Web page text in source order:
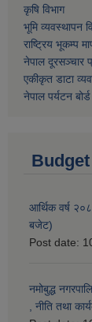
कृषि विभाग
भूमि व्यवस्थापन
राष्ट्रिय भूकम्प
नेपाल दूरसञ्चार
एकीकृत डाटा
नेपाल पर्यटन बोर्ड
आर्थिक वर्ष
बजेट)
Post date:
नमोबुद्ध
, नीति तथा